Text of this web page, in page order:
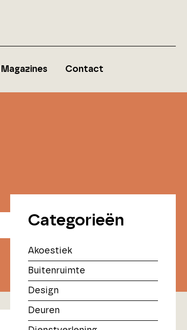
Magazines Contact
Categorieën
Akoestiek
Buitenruimte
Design
Deuren